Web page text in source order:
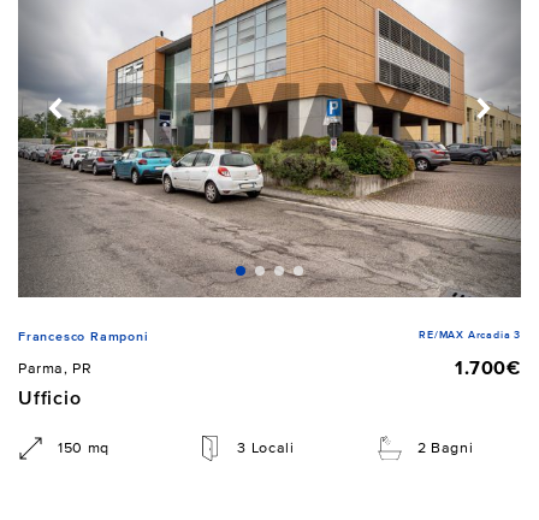
Francesco Ramponi RE/MAX Arcadia 3
Parma, PR
1.700€
Ufficio
150 mq 3 Locali 2 Bagni